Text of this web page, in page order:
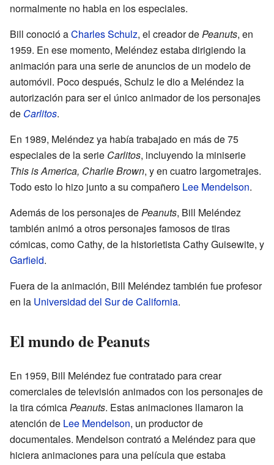
normalmente no habla en los especiales.
Bill conoció aCharles Schulz, el creador dePeanuts, en
1959. En ese momento, Meléndez estaba dirigiendo la
animación para una serie de anuncios de un modelo de
automóvil. Poco después, Schulz le dio a Meléndez la
autorización para ser el único animador de los personajes
de Carlitos.
En 1989, Meléndez ya había trabajado en más de 75
especiales de la serie Carlitos, incluyendo la miniserie
This is America, Charlie Brown, y en cuatro largometrajes.
Todo esto lo hizo junto a su compañero Lee Mendelson.
Además de los personajes dePeanuts, Bill Meléndez
también animó a otros personajes famosos de tiras
cómicas, como Cathy, de la historietista Cathy Guisewite, y
Garfield.
Fuera de la animación, Bill Meléndez también fue profesor
en la Universidad del Sur de California.
El mundo de Peanuts
En 1959, Bill Meléndez fue contratado para crear
comerciales de televisión animados con los personajes de
la tira cómicaPeanuts. Estas animaciones llamaron la
atención de Lee Mendelson, un productor de
documentales. Mendelson contrató a Meléndez para que
hiciera animaciones para una película que estaba